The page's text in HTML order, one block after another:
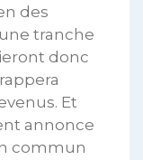
des
tranche
donc
Et
annonce
commun